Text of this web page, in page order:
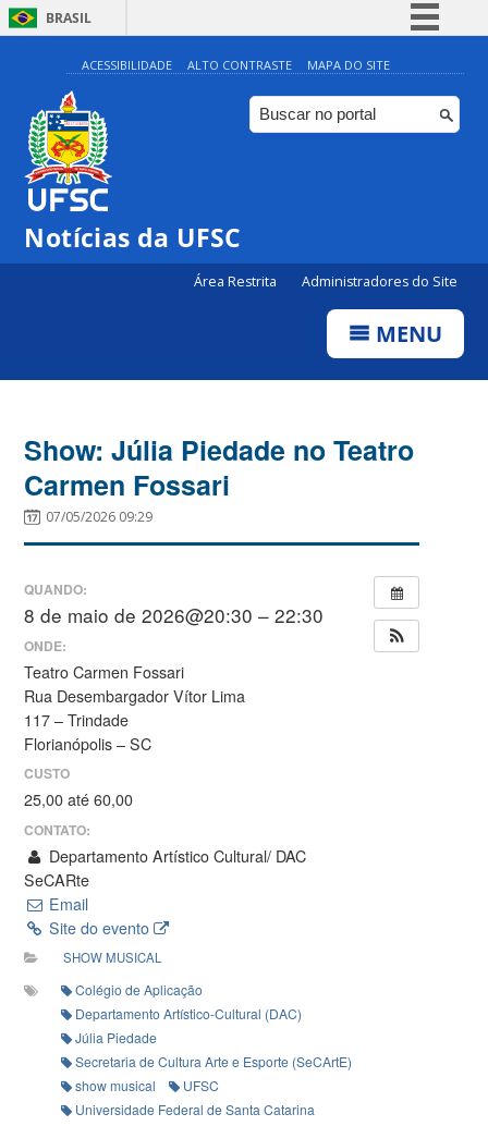
BRASIL
Simplifique!
Comunica BR
Participe
ACESSIBILIDADE ALTO CONTRASTE MAPA DO SITE
Notícias da UFSC
Área Restrita Administradores do Site
MENU
Show: Júlia Piedade no Teatro
Carmen Fossari
07/05/2026 09:29
QUANDO:
8 de maio de 2026@20:30 – 22:30
ONDE:
Teatro Carmen Fossari
Rua Desembargador Vítor Lima
117 – Trindade
Florianópolis – SC
CUSTO
25,00 até 60,00
CONTATO:
Departamento Artístico Cultural/ DAC
SeCARte
Email
Site do evento
SHOW MUSICAL
Colégio de Aplicação
Departamento Artístico-Cultural (DAC)
Júlia Piedade
Secretaria de Cultura Arte e Esporte (SeCArtE)
show musical
UFSC
Universidade Federal de Santa Catarina